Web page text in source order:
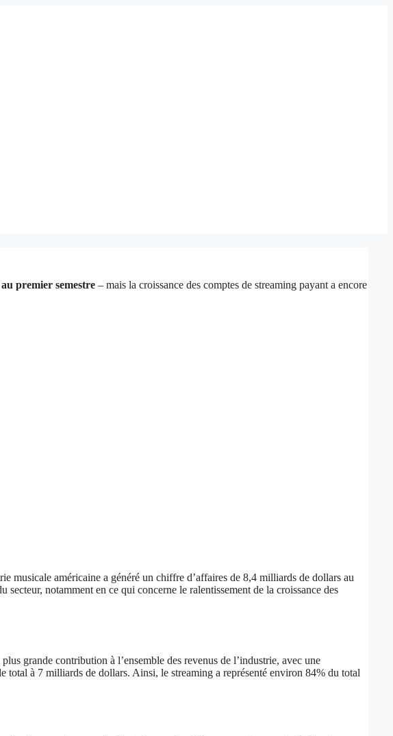
premier semestre – mais la croissance des comptes de streaming payant a encore
américaine a généré un chiffre d’affaires de 8,4 milliards de dollars au
notamment en ce qui concerne le ralentissement de la croissance des
grande contribution à l’ensemble des revenus de l’industrie, avec une
total à 7 milliards de dollars. Ainsi, le streaming a représenté environ 84% du total